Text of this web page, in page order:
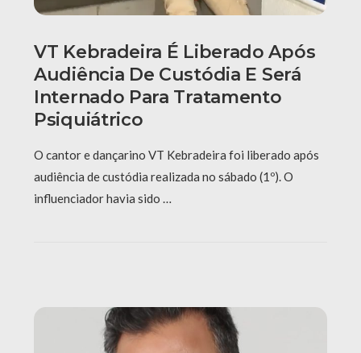
VT Kebradeira É Liberado Após
Audiência De Custódia E Será
Internado Para Tratamento
Psiquiátrico
O cantor e dançarino VT Kebradeira foi liberado após
audiência de custódia realizada no sábado (1º). O
influenciador havia sido …